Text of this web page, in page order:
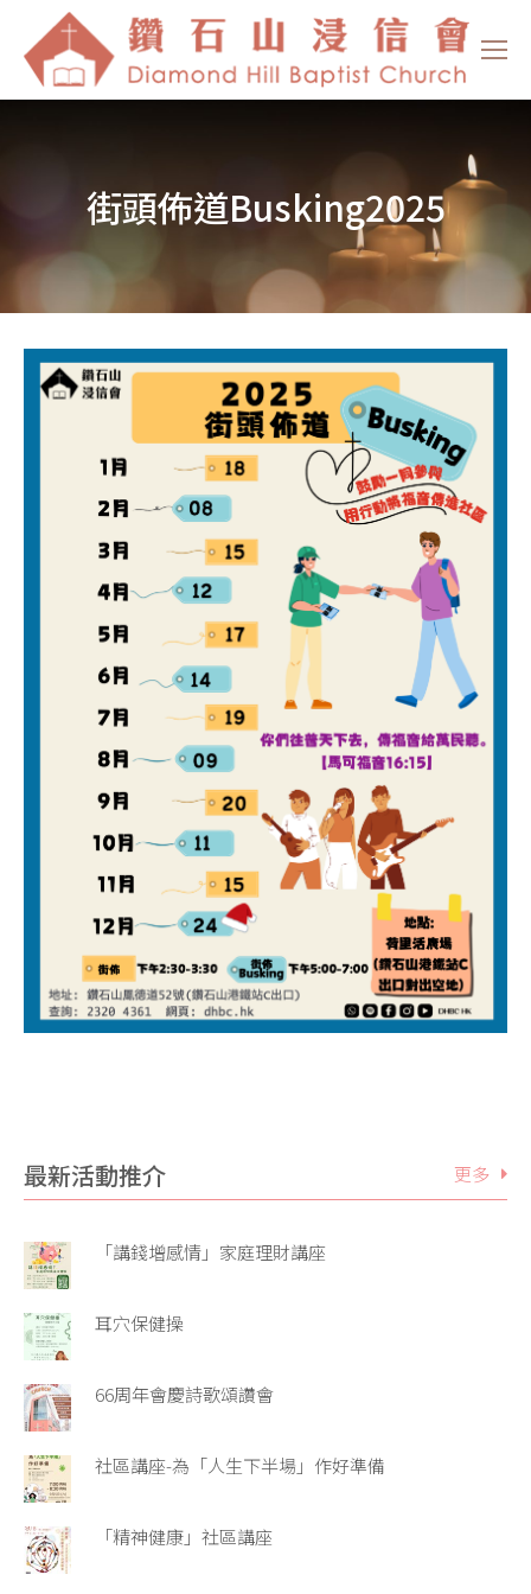
街頭佈道Busking2025
最新活動推介
「講錢增感情」家庭理財講座
耳穴保健操
66周年會慶詩歌頌讚會
社區講座-為「人生下半場」作好準備
「精神健康」社區講座
更多